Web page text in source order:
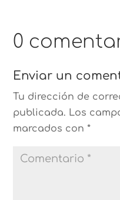
0
Enviar un
Tu dirección de
publicada. Los
marcados con*